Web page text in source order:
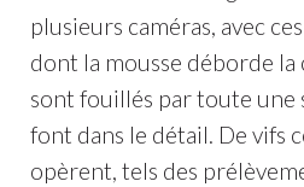
plusieurs caméras, avec
dont la mousse déborde la
sont fouillés par toute une
font dans le détail. De vifs
opèrent, tels des